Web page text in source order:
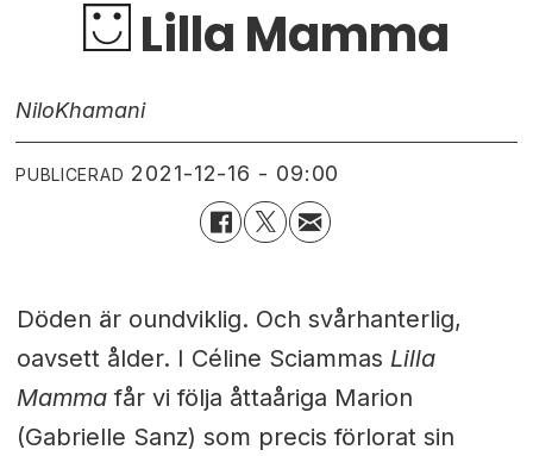
Lilla Mamma
NiloKhamani
PUBLICERAD 2021-12-16 - 09:00
Döden är oundviklig. Och svårhanterlig,
oavsett ålder. I Céline Sciammas Lilla
Mammafår vi följa åttaåriga Marion
(Gabrielle Sanz) som precis förlorat sin